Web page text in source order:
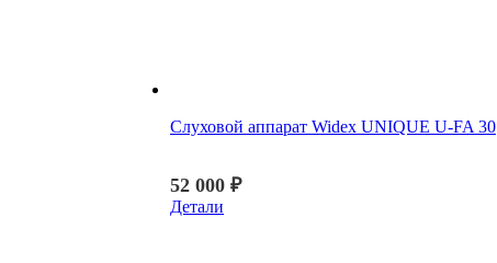
Слуховой аппарат Widex UNIQUE U-FA 30
52 000 ₽
Детали